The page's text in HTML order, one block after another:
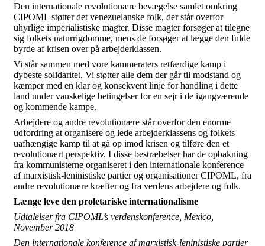
Den internationale revolutionære bevægelse samlet omkring
CIPOML støtter det venezuelanske folk, der står overfor
uhyrlige imperialistiske magter. Disse magter forsøger at tilegne
sig folkets naturrigdomme, mens de forsøger at lægge den fulde
byrde af krisen over på arbejderklassen.
Vi står sammen med vore kammeraters retfærdige kamp i
dybeste solidaritet. Vi støtter alle dem der går til modstand og
kæmper med en klar og konsekvent linje for handling i dette
land under vanskelige betingelser for en sejr i de igangværende
og kommende kampe.
Arbejdere og andre revolutionære står overfor den enorme
udfordring at organisere og lede arbejderklassens og folkets
uafhængige kamp til at gå op imod krisen og tilføre den et
revolutionært perspektiv. I disse bestræbelser har de opbakning
fra kommunisterne organiseret i den internationale konference
af marxistisk-leninistiske partier og organisationer CIPOML, fra
andre revolutionære kræfter og fra verdens arbejdere og folk.
Længe leve den proletariske internationalisme
Udtalelser fra CIPOML’s verdenskonference, Mexico,
November 2018
Den internationale konference af marxistisk-leninistiske partier